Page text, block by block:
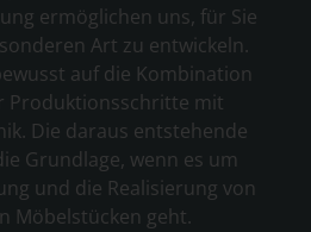
ermöglichen uns, für Sie
Art zu entwickeln.
auf die Kombination
Produktionsschritte mit
Die daraus entstehende
Grundlage, wenn es um
und die Realisierung von
Möbelstücken geht.